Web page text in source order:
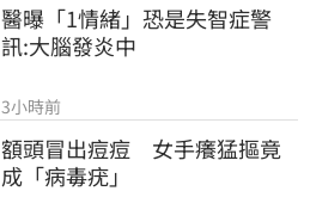
醫曝「1情緒」恐是失智症警
訊:大腦發炎中
3小時前
額頭冒出痘痘　女手癢猛摳竟
成「病毒疣」